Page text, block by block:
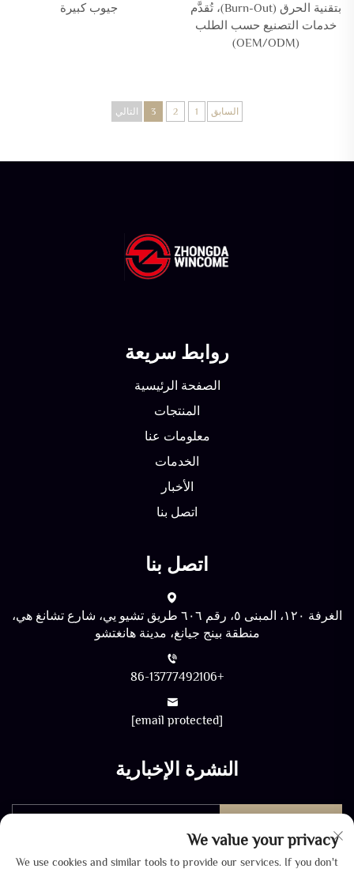
بتقنية الحرق (Burn-Out)، تُقدَّم
خدمات التصنيع حسب الطلب
(OEM/ODM)
جيوب كبيرة
السابق 1
2
3 التالي
روابط سريعة
الصفحة الرئيسية
المنتجات
معلومات عنا
الخدمات
الأخبار
اتصل بنا
اتصل بنا
الغرفة ١٢٠، المبنى ٥، رقم ٦٠٦ طريق تشيو يي، شارع تشانغ هي،
منطقة بينج جيانغ، مدينة هانغتشو
+86-13777492106
[email protected]
النشرة الإخبارية
We value your privacy
We use cookies and similar tools to provide our services. If you don't